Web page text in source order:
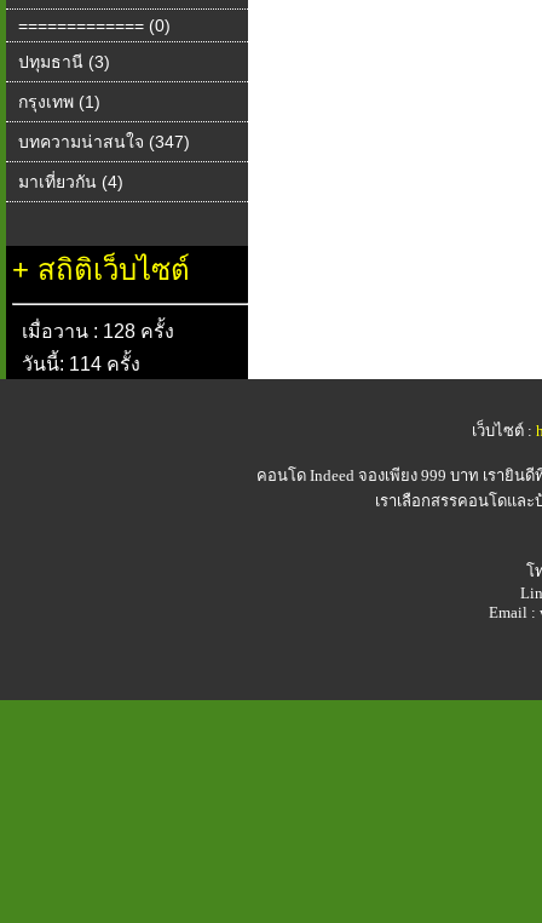
============= (0)
ปทุมธานี (3)
กรุงเทพ (1)
บทความน่าสนใจ (347)
มาเที่ยวกัน (4)
+ สถิติเว็บไซต์
เมื่อวาน : 128 ครั้ง
วันนี้: 114 ครั้ง
เว็บไซต์ :
คอนโด Indeedจองเพียง 999 บาท เรายิน
เราเลือกสรรคอนโดแล
โ
Email :